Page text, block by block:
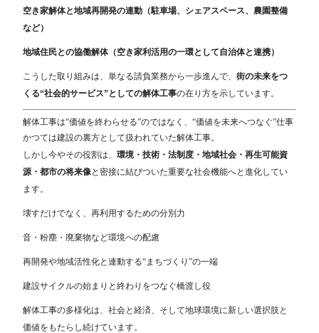
空き家解体と地域再開発の連動（駐車場、シェアスペース、農園整備
など）
地域住民との協働解体（空き家利活用の一環として自治体と連携）
こうした取り組みは、単なる請負業務から一歩進んで、街の未来をつ
くる“社会的サービス”としての解体工事の在り方を示しています。
解体工事は“価値を終わらせる”のではなく、“価値を未来へつなぐ”仕事
かつては建設の裏方として扱われていた解体工事。
しかし今やその役割は、環境・技術・法制度・地域社会・再生可能資
源・都市の将来像と密接に結びついた重要な社会機能へと進化してい
ます。
壊すだけでなく、再利用するための分別力
音・粉塵・廃棄物など環境への配慮
再開発や地域活性化と連動する“まちづくり”の一端
建設サイクルの始まりと終わりをつなぐ橋渡し役
解体工事の多様化は、社会と経済、そして地球環境に新しい選択肢と
価値をもたらし続けています。